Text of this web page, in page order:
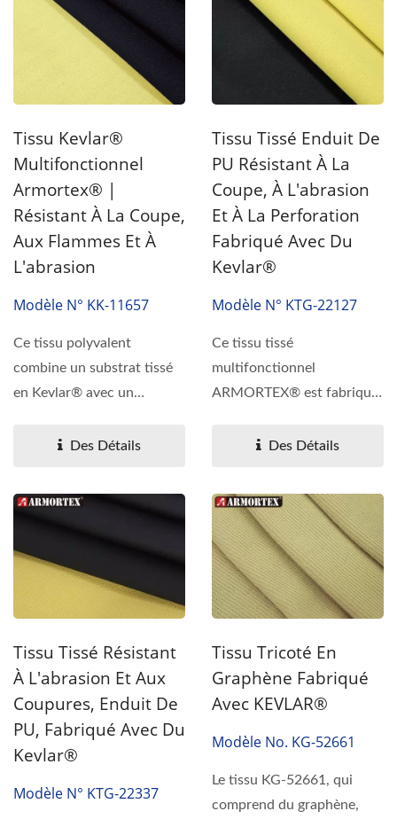
Tissu Kevlar®
Multifonctionnel
Armortex® |
Résistant À La Coupe,
Aux Flammes Et À
L'abrasion
Modèle N° KK-11657
Ce tissu polyvalent
combine un substrat tissé
en Kevlar® avec un
polyuréthane...Des Détails
Tissu Tissé Enduit De
PU Résistant À La
Coupe, À L'abrasion
Et À La Perforation
Fabriqué Avec Du
Kevlar®
Modèle N° KTG-22127
Ce tissu tissé
multifonctionnel
ARMORTEX® est fabriqué
Des Détails
Tissu Tissé Résistant
À L'abrasion Et Aux
Coupures, Enduit De
PU, Fabriqué Avec Du
Kevlar®
Modèle N° KTG-22337
Tissu Tricoté En
Graphène Fabriqué
Avec KEVLAR®
Modèle No. KG-52661
Le tissu KG-52661, qui
comprend du graphène,